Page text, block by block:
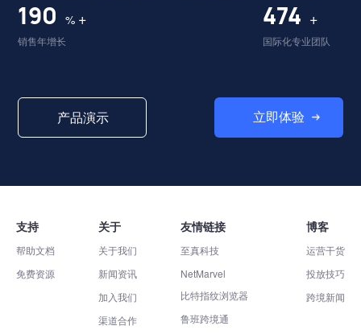
195 % +
销售年增长
486 +
国际化专业团队
产品演示 立即体验
支持
帮助文档
免费资源
关于
关于我们
新闻资讯
加入我们
渠道合作
友情链接
至真科技
NetMarvel
比特指纹浏览器
鲁班跨境通
博客
运营干货
投放技巧
跨境新闻